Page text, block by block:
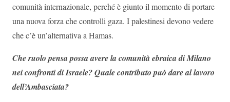
comunità internazionale, perché è giunto il momento di portare
una nuova forza che controlli gaza. I palestinesi devono vedere
che c’è un’alternativa a Hamas.
Che ruolo pensa possa avere la comunità ebraica di Milano
nei confronti di Israele? Quale contributo può dare al lavoro
dell’Ambasciata?